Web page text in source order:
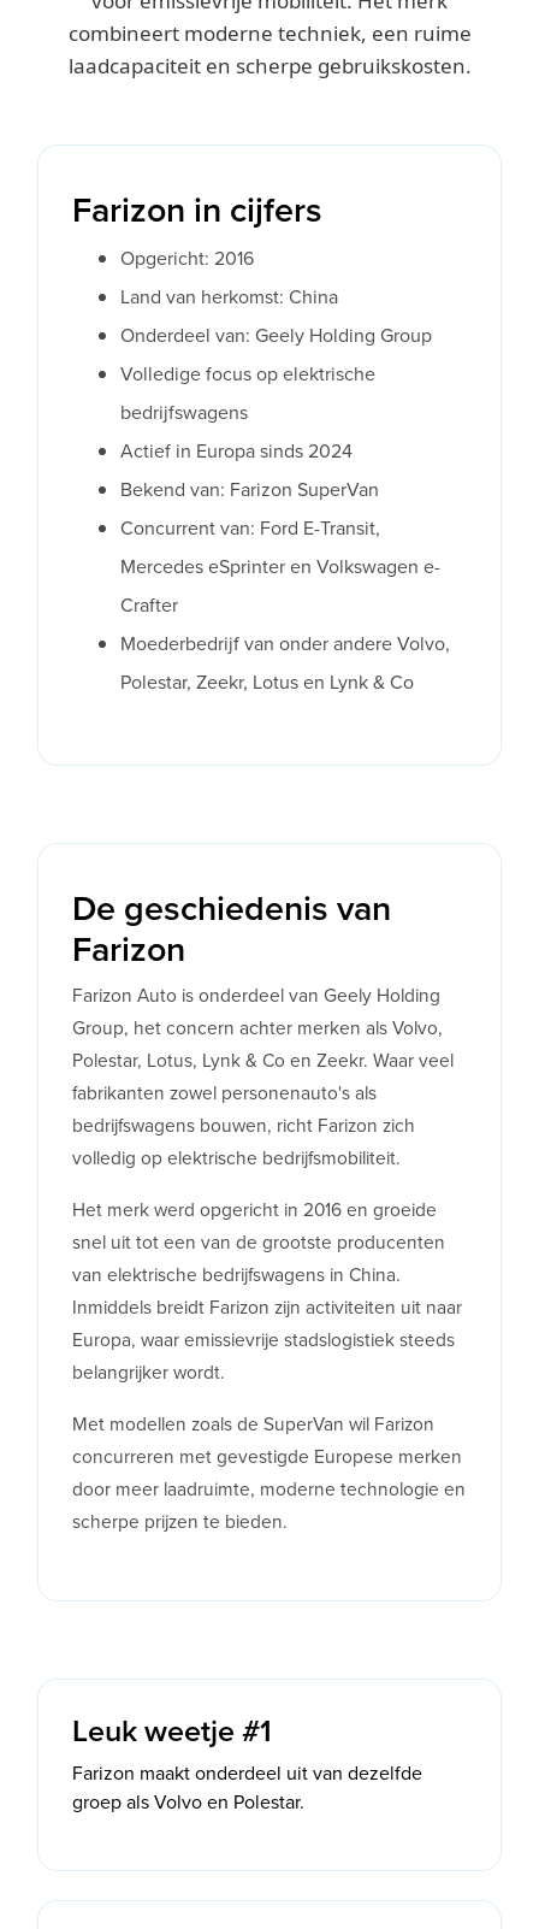
combineert moderne techniek, een ruime
laadcapaciteit en scherpe gebruikskosten.
Farizon in cijfers
Opgericht: 2016
Land van herkomst: China
Onderdeel van: Geely Holding Group
Volledige focus op elektrische
bedrijfswagens
Actief in Europa sinds 2024
Bekend van: Farizon SuperVan
Concurrent van: Ford E-Transit,
Mercedes eSprinter en Volkswagen e-
Crafter
Moederbedrijf van onder andere Volvo,
Polestar, Zeekr, Lotus en Lynk & Co
De geschiedenis van
Farizon
Farizon Auto is onderdeel van Geely Holding
Group, het concern achter merken als Volvo,
Polestar, Lotus, Lynk & Co en Zeekr. Waar veel
fabrikanten zowel personenauto's als
bedrijfswagens bouwen, richt Farizon zich
volledig op elektrische bedrijfsmobiliteit.
Het merk werd opgericht in 2016 en groeide
snel uit tot een van de grootste producenten
van elektrische bedrijfswagens in China.
Inmiddels breidt Farizon zijn activiteiten uit naar
Europa, waar emissievrije stadslogistiek steeds
belangrijker wordt.
Met modellen zoals de SuperVan wil Farizon
concurreren met gevestigde Europese merken
door meer laadruimte, moderne technologie en
scherpe prijzen te bieden.
Leuk weetje #1
Farizon maakt onderdeel uit van dezelfde
groep als Volvo en Polestar.